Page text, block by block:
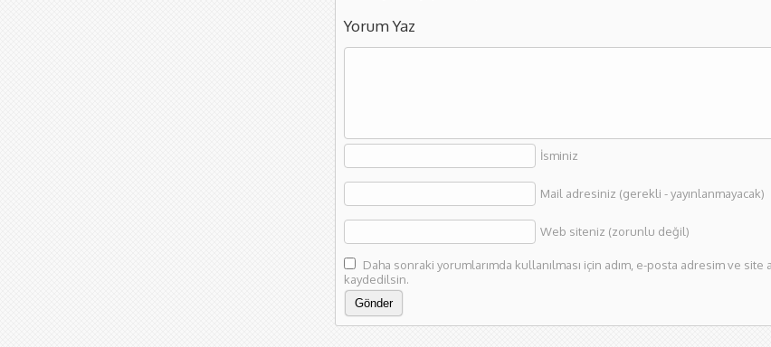
Yorum Yaz
İsminiz
Mail adresiniz (gerekli - yayınlanmayacak)
Web siteniz (zorunlu değil)
Daha sonraki yorumlarımda kullanılması için adım, e-posta adresim ve site
kaydedilsin.